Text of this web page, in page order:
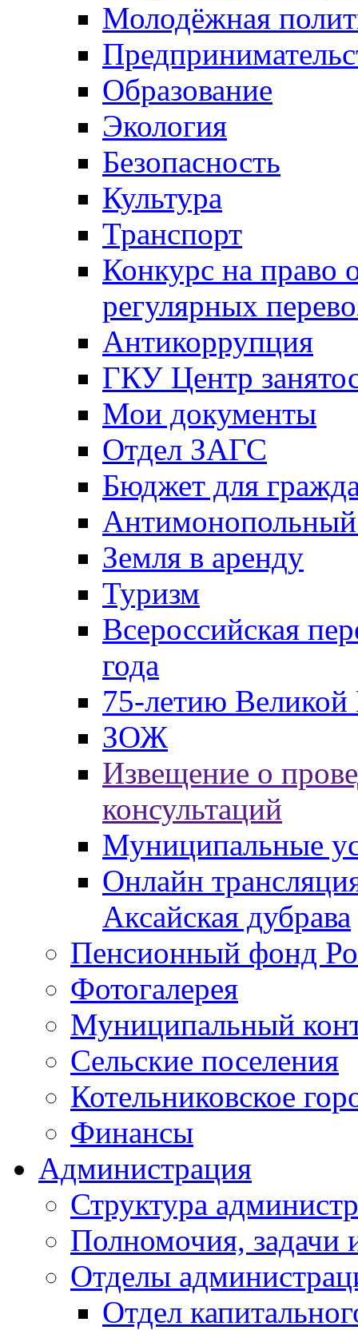
Молодёжная
Образование
Экология
Безопасность
Культура
Транспорт
Конкурс на право
регулярных
Антикоррупция
ГКУ Центр
Мои документы
Отдел ЗАГС
Бюджет для
Антимонопольный
Земля в аренду
Туризм
Всероссийская
года
75-летию
ЗОЖ
Извещение о
консультаций
Муниципальные
Онлайн
Аксайская дубрава
Пенсионный фонд
Фотогалерея
Муниципальный
Сельские поселения
Котельниковское
Финансы
Администрация
Структура
Полномочия, задачи
Отделы
Отдел